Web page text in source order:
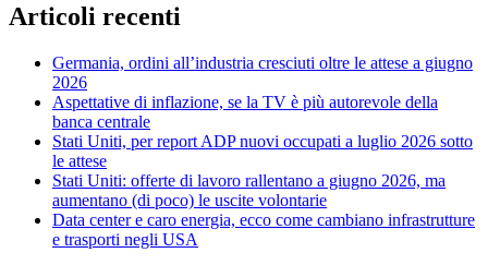
Articoli recenti
Germania, ordini all’industria cresciuti oltre le attese a giugno
2026
Aspettative di inflazione, se la TV è più autorevole della
banca centrale
Stati Uniti, per report ADP nuovi occupati a luglio 2026 sotto
le attese
Stati Uniti: offerte di lavoro rallentano a giugno 2026, ma
aumentano (di poco) le uscite volontarie
Data center e caro energia, ecco come cambiano infrastrutture
e trasporti negli USA